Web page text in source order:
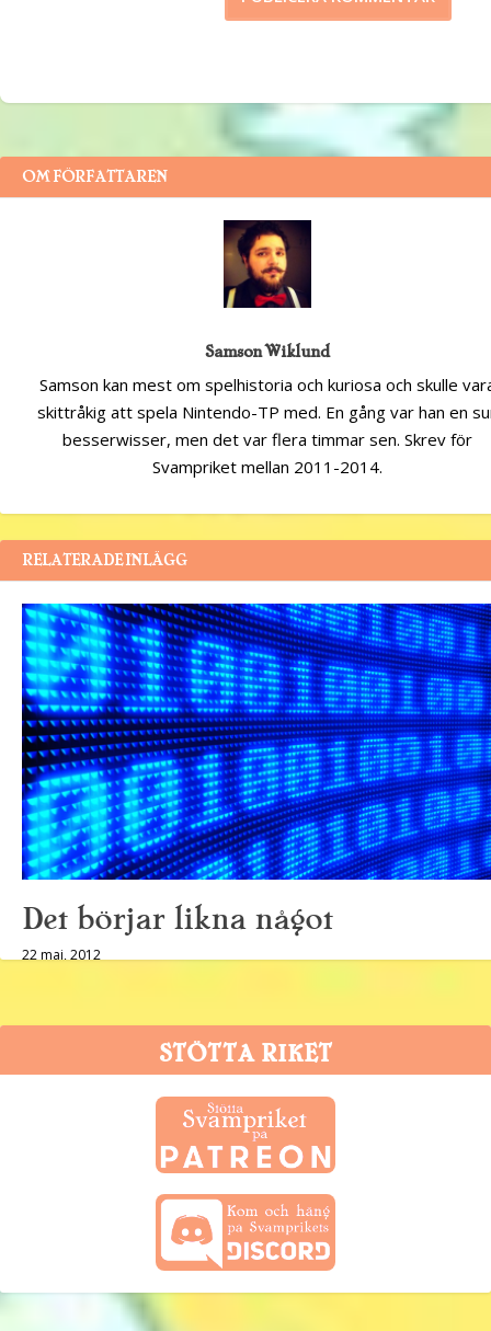
OM FÖRFATTAREN
Samson Wiklund
Samson kan mest om spelhistoria och kuriosa och skulle
skittråkig att spela Nintendo-TP med. En gång var han en
besserwisser, men det var flera timmar sen. Skrev för
Svampriket mellan 2011-2014.
RELATERADE INLÄGG
Det börjar likna något
22 maj, 2012
STÖTTA RIKET